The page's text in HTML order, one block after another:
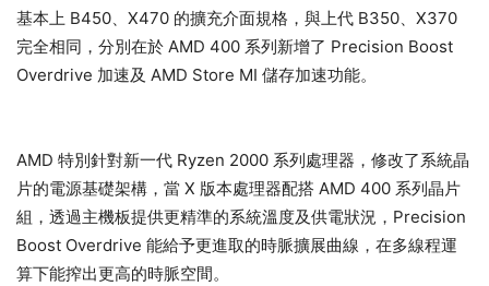
基本上 B450、X470 的擴充介面規格，與上代 B350、X370
完全相同，分別在於 AMD 400 系列新增了 Precision Boost
Overdrive 加速及 AMD Store MI 儲存加速功能。
AMD 特別針對新一代 Ryzen 2000 系列處理器，修改了系統晶
片的電源基礎架構，當 X 版本處理器配搭 AMD 400 系列晶片
組，透過主機板提供更精準的系統溫度及供電狀況，Precision
Boost Overdrive 能給予更進取的時脈擴展曲線，在多線程運
算下能搾出更高的時脈空間。